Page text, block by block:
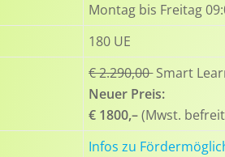
Montag bis Freitag
180 UE
€ 2.290,00Smart
Neuer Preis:
€ 1800,–(Mwst.
Infos zu